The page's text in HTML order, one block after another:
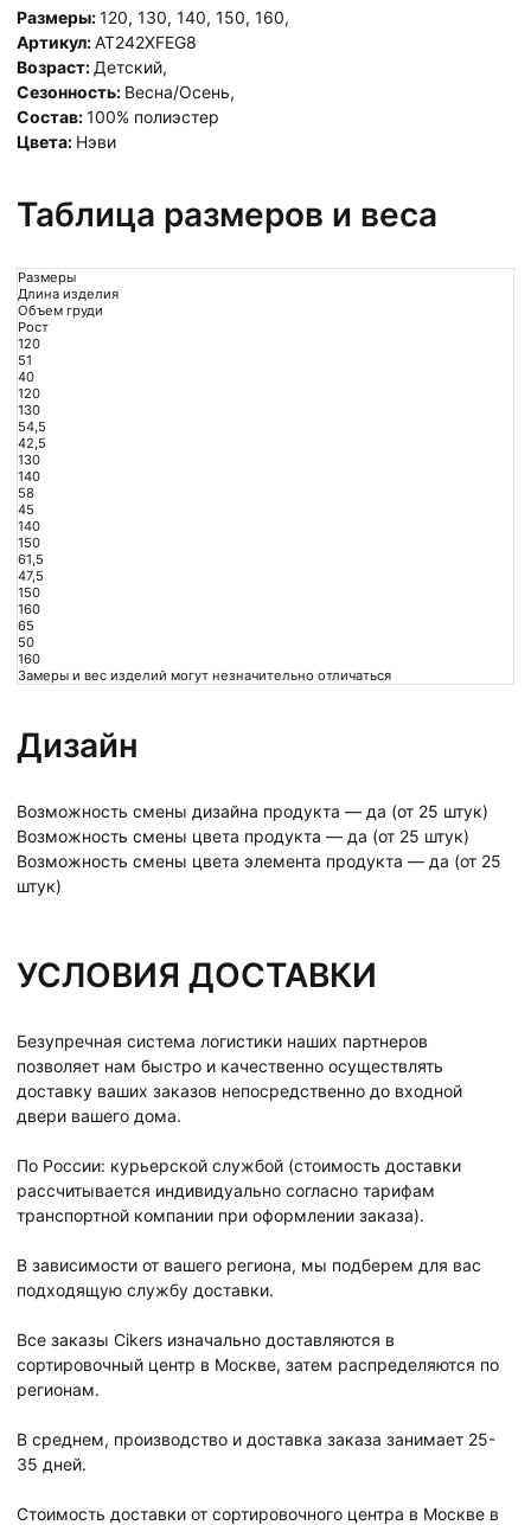
Размеры:120, 130, 140, 150, 160,
Артикул:AT242XFEG8
Возраст: Детский,
Сезонность: Весна/Осень,
Состав:100% полиэстер
Цвета: Нэви
Таблица размеров и веса
Размеры
Длина изделия
Объем груди
Рост
120
51
40
120
130
54,5
42,5
130
140
58
45
140
150
61,5
47,5
150
160
65
50
160
Замеры и вес изделий могут незначительно отличаться
Дизайн
Возможность смены дизайна продукта — да (от 25 штук)
Возможность смены цвета продукта — да (от 25 штук)
Возможность смены цвета элемента продукта — да (от 25
штук)
УСЛОВИЯ ДОСТАВКИ
Безупречная система логистики наших партнеров
позволяет нам быстро и качественно осуществлять
доставку ваших заказов непосредственно до входной
двери вашего дома.
По России: курьерской службой (стоимость доставки
рассчитывается индивидуально согласно тарифам
транспортной компании при оформлении заказа).
В зависимости от вашего региона, мы подберем для вас
подходящую службу доставки.
Все заказы Cikers изначально доставляются в
сортировочный центр в Москве, затем распределяются по
регионам.
В среднем, производство и доставка заказа занимает 25-
35 дней.
Стоимость доставки от сортировочного центра в Москве в